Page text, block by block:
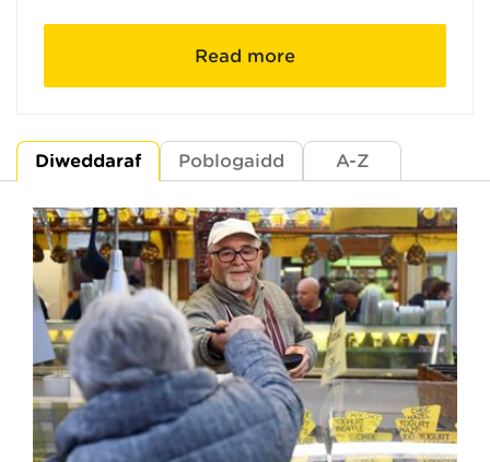
Read more
Diweddaraf Poblogaidd A-Z